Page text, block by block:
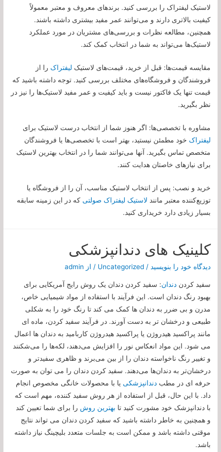
لاستیک لیفتراک را بررسی کنید. برندهای معروف و معتبر معمولاً
کیفیت بالاتری دارند و می‌توانند عمر مفید بیشتری داشته باشند.
همچنین، مطالعه نظرات و بررسی‌های مشتریان در مورد عملکرد
لاستیک‌ها می‌تواند به شما در انتخاب کمک کند.
مقایسه قیمت‌ها: قبل از خرید، قیمت‌های لاستیک لیفتراک را از
فروشندگان و فروشگاه‌های مختلف بررسی کنید. توجه داشته باشید که
قیمت تنها یک فاکتور نیست و باید کیفیت و عمر مفید لاستیک‌ها را نیز در
نظر بگیرید.
مشاوره با تخصصی‌ها: اگر هنوز شما از انتخاب درست لاستیک برای
لیفتراک خود مطمئن نیستید، بهتر است با تخصصی‌ها یا فروشندگان
متخصص تماس بگیرید. آنها می‌توانند شما را در انتخاب بهترین لاستیک
برای نیازهای خاصتان هدایت کنند.
خرید و نصب: پس از انتخاب لاستیک مناسب، آن را از فروشگاه یا
توزیع‌کننده معتبر مانند لاستیک لیفتراک صولتی که در این زمینه سابقه
بسیار زیادی دارد خریداری کنید.
کلینیک های دندانپزشکی
دیدگاه‌ خود را بنویسید /
Uncategorized / از admin
سفید کردندندان: سفید کردن دندان یک روش رایج آمریکایی برای
بهبود رنگ دندان است. این فرآیند با استفاده از مواد شیمیایی خاص،
مدرن و بی ضرر به دندان ها کمک می کند تا رنگ خود را به شکلی
طبیعی و درخشان تر به دست آورند. در فرآیند سفید کردن، ماده ای
مانند پراکسید هیدروژن یا پراکسید هیدروژن کاربامید به دندان ها اعمال
می شود. این مواد انعکاس نور را افزایش می‌دهند، لکه‌ها را می‌شکنند
و تغییر رنگ ناخواسته دندان را از بین می‌برند و ظاهری سفیدتر و
درخشان‌تر به دندان‌ها می‌دهند. سفید کردن دندان را می توان به صورت
حرفه ای در مطبدندانپزشکی یا با محصولات خانگی مخصوص انجام
داد. با این حال، قبل از استفاده از هر روش سفید کننده، مهم است که
با دندانپزشک خود مشورت کنید تا بهترین روش را برای شما تعیین کند
و همچنین به خاطر داشته باشید که سفید کردن دندان می تواند نتایج
موقتی داشته باشد و ممکن است به جلسات متعدد بلیچینگ نیاز داشته
باشد.